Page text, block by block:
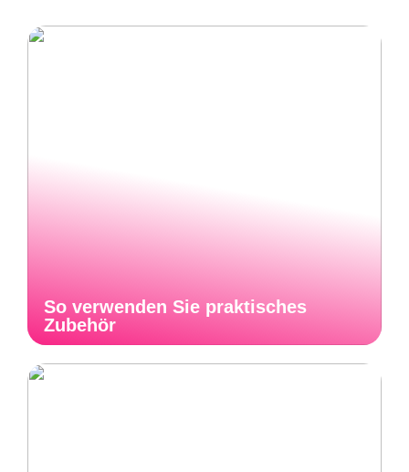
So verwenden Sie praktisches
Zubehör